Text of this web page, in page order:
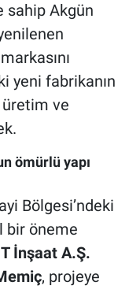
sahip Akgün
markasını
yeni fabrikanın
ve
ömürlü yapı
Bölgesi’ndeki
bir öneme
İnşaat A.Ş.
, projeye